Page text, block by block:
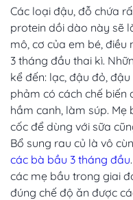
Các loại đậu, đỗ chứa
protein dồi dào này sẽ
mô, cơ của em bé,
3 tháng đầu thai kì.
kể đến: lạc, đậu đỏ,
phảm có cách chế biến
hầm canh, làm súp. Mẹ
cốc để dùng với sữa
Bổ sung rau củ là vô
các bà bầu 3 tháng đầu
các mẹ bầu trong giai
đúng chế độ ăn được